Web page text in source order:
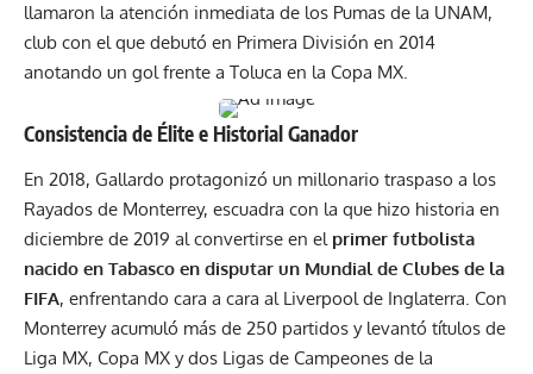
llamaron la atención inmediata de los Pumas de la UNAM,
club con el que debutó en Primera División en 2014
anotando un gol frente a Toluca en la Copa MX.
Consistencia de Élite e Historial Ganador
En 2018, Gallardo protagonizó un millonario traspaso a los
Rayados de Monterrey, escuadra con la que hizo historia en
diciembre de 2019 al convertirse en el primer futbolista
nacido en Tabasco en disputar un Mundial de Clubes de la
FIFA, enfrentando cara a cara al Liverpool de Inglaterra. Con
Monterrey acumuló más de 250 partidos y levantó títulos de
Liga MX, Copa MX y dos Ligas de Campeones de la